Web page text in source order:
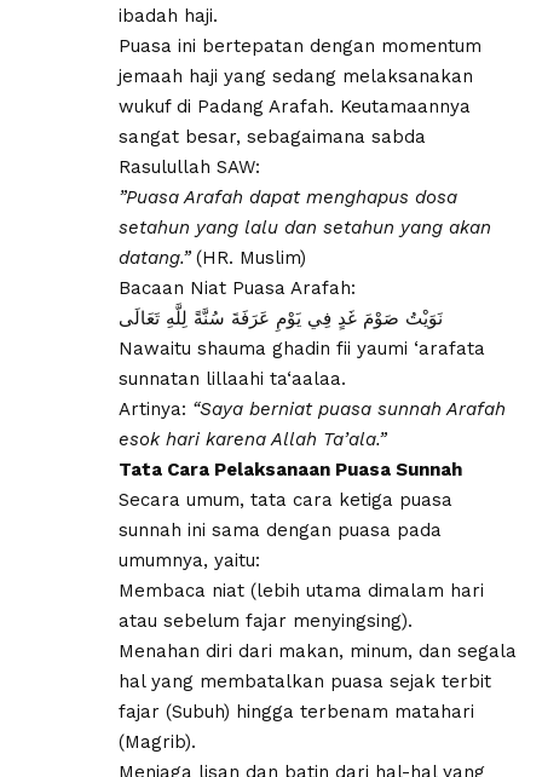
ibadah haji.
Puasa ini bertepatan dengan momentum
jemaah haji yang sedang melaksanakan
wukuf di Padang Arafah. Keutamaannya
sangat besar, sebagaimana sabda
Rasulullah SAW:
​”Puasa Arafah dapat menghapus dosa
setahun yang lalu dan setahun yang akan
datang.”(HR. Muslim)
Bacaan Niat Puasa Arafah:
نَوَيْتُ صَوْمَ غَدٍ فِي يَوْمِ عَرَفَةَ سُنَّةً لِلَّهِ تَعَالَى
Nawaitu shauma ghadin fii yaumi ‘arafata
sunnatan lillaahi ta‘aalaa.
Artinya: “Saya berniat puasa sunnah Arafah
esok hari karena Allah Ta’ala.”
​Tata Cara Pelaksanaan Puasa Sunnah
​Secara umum, tata cara ketiga puasa
sunnah ini sama dengan puasa pada
umumnya, yaitu:
​Membaca niat (lebih utama dimalam hari
atau sebelum fajar menyingsing).
Menahan diri dari makan, minum, dan segala
hal yang membatalkan puasa sejak terbit
fajar (Subuh) hingga terbenam matahari
(Magrib).
Menjaga lisan dan batin dari hal-hal yang